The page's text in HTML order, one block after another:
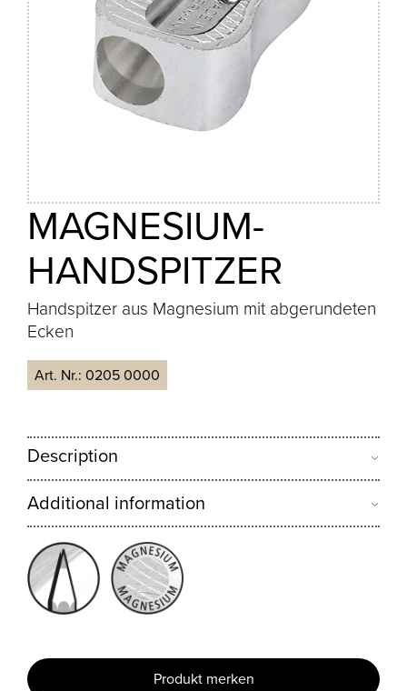
MAGNESIUM-
HANDSPITZER
Handspitzer aus Magnesium mit abgerundeten
Ecken
Art. Nr.:0205 0000
Description
Additional information
Produkt merken